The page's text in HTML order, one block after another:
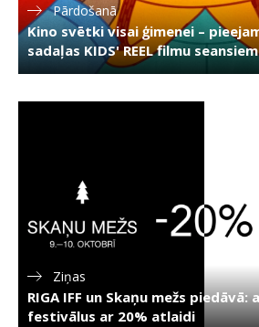
Pārdošanā
Kino svētki visai ģimenei –
sadaļas KIDS' REEL filmu
Ziņas
RIGA IFF un Skaņu mežs piedāvā:
festivālus ar 20% atlaidi